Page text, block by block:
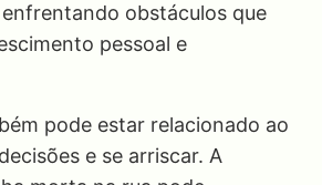
obstáculos que
pessoal e
pode estar relacionado ao
e se arriscar. A